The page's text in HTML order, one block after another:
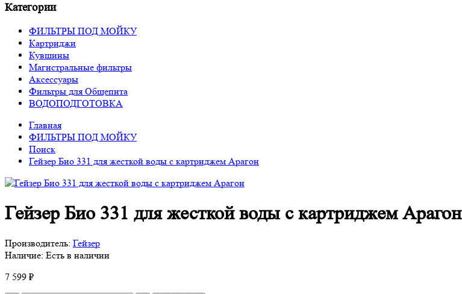
Категории
ФИЛЬТРЫ ПОД МОЙКУ
Картриджи
Кувшины
Магистральные фильтры
Аксессуары
Фильтры для Общепита
ВОДОПОДГОТОВКА
Главная
ФИЛЬТРЫ ПОД МОЙКУ
Поиск
Гейзер Био 331 для жесткой воды с картриджем Арагон
Гейзер Био 331 для жесткой воды с картриджем Арагон
Производитель: Гейзер
Наличие: Есть в наличии
7 599 ₽